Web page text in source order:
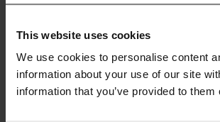
This website uses cookies
We use cookies to personalise content
information about your use of our site
information that you’ve provided to